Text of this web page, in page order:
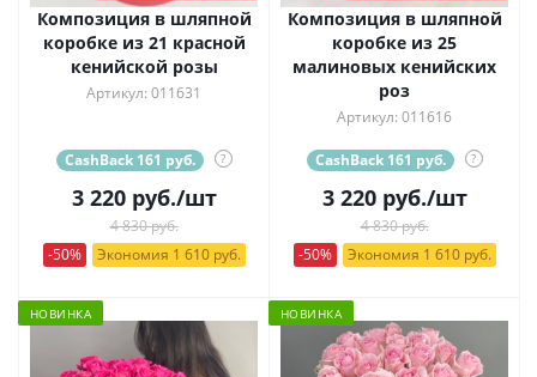
Композиция в шляпной
коробке из 21 красной
кенийской розы
Артикул: 011631
CashBack 161 руб. ?
3 220руб./шт
4 830 руб.
-50%
Экономия 1 610 руб.
Композиция в шляпной
коробке из 25
малиновых кенийских
роз
Артикул: 011616
CashBack 161 руб. ?
3 220руб./шт
4 830 руб.
-50%
Экономия 1 610 руб.
НОВИНКА НОВИНКА